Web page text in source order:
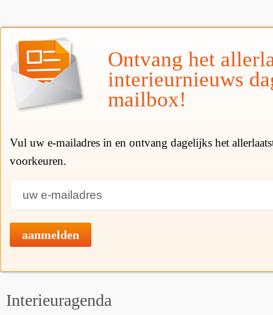
Ontvang het
interieurnieuws
mailbox!
Vul uw e-mailadres in en ontvang dagelijks het
voorkeuren.
aanmelden
Interieuragenda